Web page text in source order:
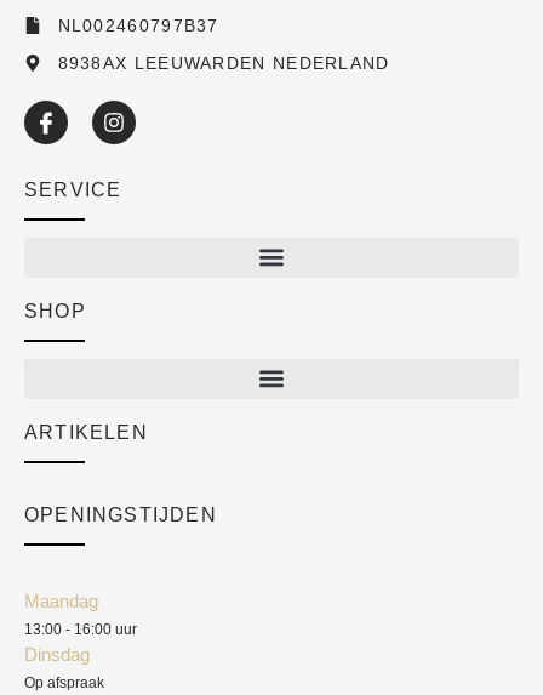
NL002460797B37
8938AX LEEUWARDEN NEDERLAND
SERVICE
Academy
SHOP
ARTIKELEN
OPENINGSTIJDEN
Maandag
13:00 - 16:00 uur
Dinsdag
Op afspraak